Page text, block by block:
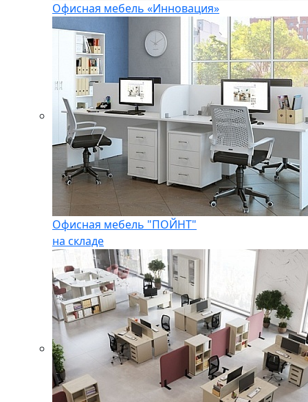
Офисная мебель «Инновация»
Офисная мебель "ПОЙНТ"
на складе